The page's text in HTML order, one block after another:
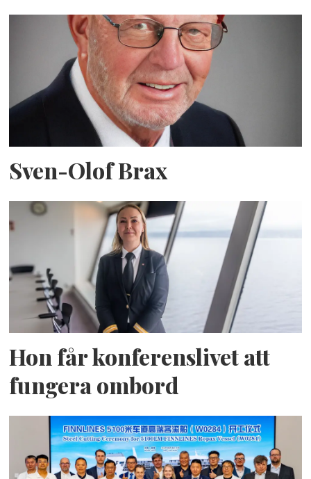
Sven-Olof Brax
Hon får konferenslivet att
fungera ombord